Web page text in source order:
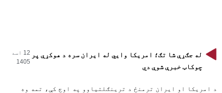
له جګړې شا تګ؛ امریکا وايي له ایران سره د هوکړې پر
چوکاټ خبرې شوې دي
12 اسد
1405
د امریکا او ایران ترمنځ د ترینګلتیاوو په اوج کې، تمه وه